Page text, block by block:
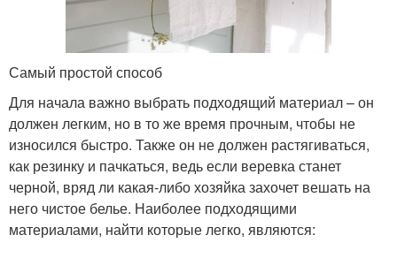
Самый простой способ
Для начала важно выбрать подходящий материал – он
должен легким, но в то же время прочным, чтобы не
износился быстро. Также он не должен растягиваться,
как резинку и пачкаться, ведь если веревка станет
черной, вряд ли какая-либо хозяйка захочет вешать на
него чистое белье. Наиболее подходящими
материалами, найти которые легко, являются: